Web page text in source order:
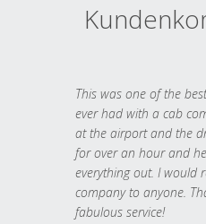
This was one of the
ever had with a cab
at the airport and the
for over an hour and
everything out. I would
company to anyone.
fabulous service!